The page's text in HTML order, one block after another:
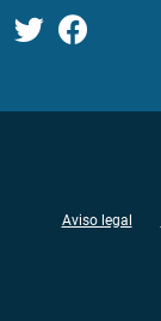
Aviso legal